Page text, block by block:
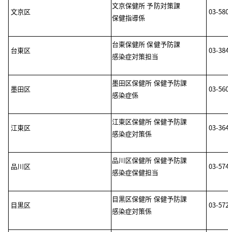
文京区
文京保健所 予防対策課
保健指導係
03-
台東区
台東保健所 保健予防課
感染症対策担当
03-
墨田区
墨田区保健所 保健予防課
感染症係
03-
江東区
江東区保健所 保健予防課
感染症対策係
03-
品川区
品川区保健所 保健予防課
感染症保健担当
03-
目黒区
目黒区保健所 保健予防課
感染症対策係
03-